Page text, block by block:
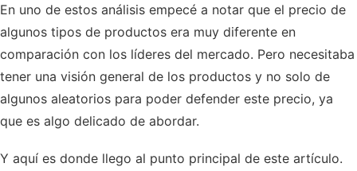
En uno de estos análisis empecé a notar que el precio de
algunos tipos de productos era muy diferente en
comparación con los líderes del mercado. Pero necesitaba
tener una visión general de los productos y no solo de
algunos aleatorios para poder defender este precio, ya
que es algo delicado de abordar.
Y aquí es donde llego al punto principal de este artículo.